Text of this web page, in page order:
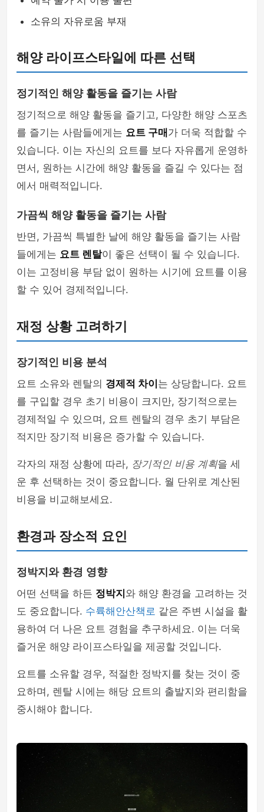
소유의 자유로움 부재
해양 라이프스타일에 따른 선택
정기적인 해양 활동을 즐기는 사람
정기적으로 해양 활동을 즐기고, 다양한 해양 스포츠
를 즐기는 사람들에게는 요트 구매 가 더욱 적합할 수
있습니다. 이는 자신의 요트를 보다 자유롭게 운영하
면서, 원하는 시간에 해양 활동을 즐길 수 있다는 점
에서 매력적입니다.
가끔씩 해양 활동을 즐기는 사람
반면, 가끔씩 특별한 날에 해양 활동을 즐기는 사람
들에게는 요트 렌탈이 좋은 선택이 될 수 있습니다.
이는 고정비용 부담 없이 원하는 시기에 요트를 이용
할 수 있어 경제적입니다.
재정 상황 고려하기
장기적인 비용 분석
요트 소유와 렌탈의 경제적 차이 는 상당합니다. 요트
를 구입할 경우 초기 비용이 크지만, 장기적으로는
경제적일 수 있으며, 요트 렌탈의 경우 초기 부담은
적지만 장기적 비용은 증가할 수 있습니다.
각자의 재정 상황에 따라, 장기적인 비용 계획을 세
운 후 선택하는 것이 중요합니다. 월 단위로 계산된
비용을 비교해보세요.
환경과 장소적 요인
정박지와 환경 영향
어떤 선택을 하든 정박지 와 해양 환경을 고려하는 것
도 중요합니다. 수륙해안산책로 같은 주변 시설을 활
용하여 더 나은 요트 경험을 추구하세요. 이는 더욱
즐거운 해양 라이프스타일을 제공할 것입니다.
요트를 소유할 경우, 적절한 정박지를 찾는 것이 중
요하며, 렌탈 시에는 해당 요트의 출발지와 편리함을
중시해야 합니다.